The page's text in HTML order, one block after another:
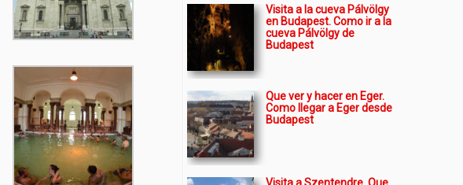
Visita a la cueva Pálvölgy
en Budapest. Como ir a la
cueva Pálvölgy de
Budapest
Que ver y hacer en Eger.
Como llegar a Eger desde
Budapest